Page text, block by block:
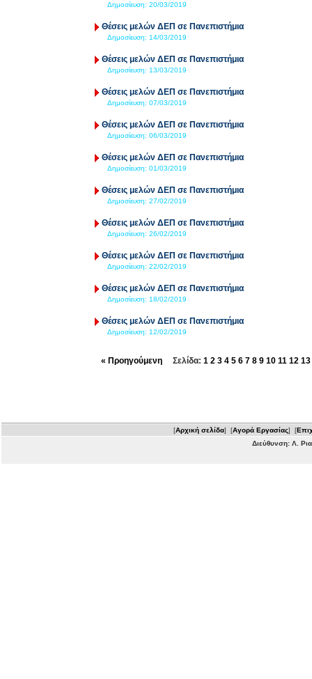
Δημοσίευση: 20/03/2019
Θέσεις μελών ΔΕΠ σε Πανεπιστήμια
Δημοσίευση: 14/03/2019
Θέσεις μελών ΔΕΠ σε Πανεπιστήμια
Δημοσίευση: 13/03/2019
Θέσεις μελών ΔΕΠ σε Πανεπιστήμια
Δημοσίευση: 07/03/2019
Θέσεις μελών ΔΕΠ σε Πανεπιστήμια
Δημοσίευση: 06/03/2019
Θέσεις μελών ΔΕΠ σε Πανεπιστήμια
Δημοσίευση: 01/03/2019
Θέσεις μελών ΔΕΠ σε Πανεπιστήμια
Δημοσίευση: 27/02/2019
Θέσεις μελών ΔΕΠ σε Πανεπιστήμια
Δημοσίευση: 26/02/2019
Θέσεις μελών ΔΕΠ σε Πανεπιστήμια
Δημοσίευση: 22/02/2019
Θέσεις μελών ΔΕΠ σε Πανεπιστήμια
Δημοσίευση: 18/02/2019
Θέσεις μελών ΔΕΠ σε Πανεπιστήμια
Δημοσίευση: 12/02/2019
« ΠροηγούμενηΣελίδα: 1 2 3 4 5 6 7 8 9 10 11 12 13
[Αρχική σελίδα] [Αγορά Εργασίας] [
Διεύθυνση: Λ.